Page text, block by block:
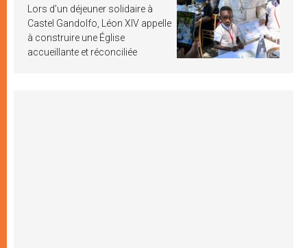
Lors d’un déjeuner solidaire à
Castel Gandolfo, Léon XIV appelle
à construire une Église
accueillante et réconciliée